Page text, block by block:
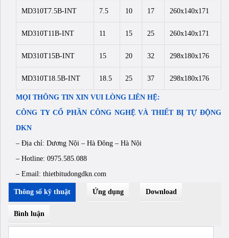
MD310T7.5B-INT 7.5 10 17 260x140x171
MD310T11B-INT 11 15 25 260x140x171
MD310T15B-INT 15 20 32 298x180x176
MD310T18.5B-INT 18.5 25 37 298x180x176
MỌI THÔNG TIN XIN VUI LÒNG LIÊN HỆ:
CÔNG TY CỔ PHẦN CÔNG NGHỆ VÀ THIẾT BỊ TỰ ĐỘNG
DKN
– Địa chỉ: Dương Nội – Hà Đông – Hà Nội
– Hotline: 0975.585.088
– Email: thietbitudongdkn.com
Thông số kỹ thuật Ứng dụng Download
Bình luận